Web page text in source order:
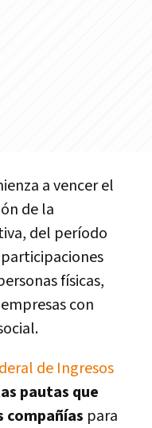
a vencer el
de la
del perí­odo
fí­sicas,
con
de Ingresos
pautas que
compañí­as para